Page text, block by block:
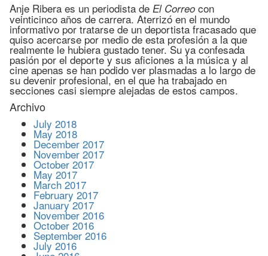
Anje Ribera es un periodista de El Correo con
veinticinco años de carrera. Aterrizó en el mundo
informativo por tratarse de un deportista fracasado que
quiso acercarse por medio de esta profesión a la que
realmente le hubiera gustado tener. Su ya confesada
pasión por el deporte y sus aficiones a la música y al
cine apenas se han podido ver plasmadas a lo largo de
su devenir profesional, en el que ha trabajado en
secciones casi siempre alejadas de estos campos.
Archivo
July 2018
May 2018
December 2017
November 2017
October 2017
May 2017
March 2017
February 2017
January 2017
November 2016
October 2016
September 2016
July 2016